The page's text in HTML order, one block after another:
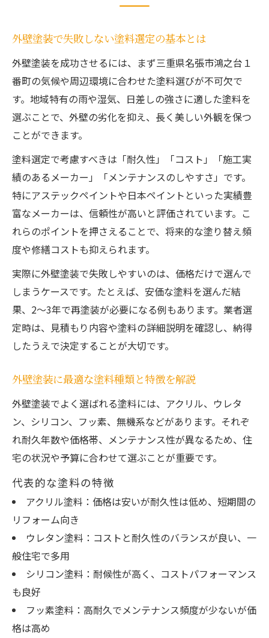
外壁塗装の耐候性と遮熱性を両立させる方
法
外壁塗装の長期保証とメンテナンス費用対
策
あなたの外壁塗装 失敗しないための基準
外壁塗装で後悔しない業者選びのコツ
外壁塗装の見積もり比較で注意すべき点
外壁塗装の口コミと施工例から学ぶ選び方
外壁塗装の相見積もりでコスパを高める方
法
外壁塗装の助成金や補助金の最新情報
注目の外壁塗装人気メーカー比較術
外壁塗装で選ばれる人気メーカーの特徴
外壁塗装でアステックペイントと日本ペイ
ントを比較
外壁塗装で注目されるメーカーの耐久性を
検証
外壁塗装のメーカー比較で重要なチェック
外壁塗装の実績豊富なメーカー選びのコツ
地域相場を知り賢く外壁塗装を進める
外壁塗装の地域相場と費用構成を徹底分析
項目
外壁塗装助成金で費用を抑える活用術
外壁塗装の費用相場を比較して選ぶポイン
ト
外壁塗装の地域業者選びで失敗しない方法
実際に選ばれている外壁塗装の理由
外壁塗装で実際に選ばれる塗料の特徴
外壁塗装で失敗しない塗料選定の基本とは
外壁塗装を成功させるには、まず三重県名張市鴻之台１
番町の気候や周辺環境に合わせた塗料選びが不可欠で
す。地域特有の雨や湿気、日差しの強さに適した塗料を
選ぶことで、外壁の劣化を抑え、長く美しい外観を保つ
ことができます。
塗料選定で考慮すべきは「耐久性」「コスト」「施工実
績のあるメーカー」「メンテナンスのしやすさ」です。
特にアステックペイントや日本ペイントといった実績豊
富なメーカーは、信頼性が高いと評価されています。こ
れらのポイントを押さえることで、将来的な塗り替え頻
度や修繕コストも抑えられます。
実際に外壁塗装で失敗しやすいのは、価格だけで選んで
しまうケースです。たとえば、安価な塗料を選んだ結
果、2〜3年で再塗装が必要になる例もあります。業者選
定時は、見積もり内容や塗料の詳細説明を確認し、納得
したうえで決定することが大切です。
外壁塗装に最適な塗料種類と特徴を解説
外壁塗装でよく選ばれる塗料には、アクリル、ウレタ
ン、シリコン、フッ素、無機系などがあります。それぞ
れ耐久年数や価格帯、メンテナンス性が異なるため、住
宅の状況や予算に合わせて選ぶことが重要です。
代表的な塗料の特徴
アクリル塗料：価格は安いが耐久性は低め、短期間の
リフォーム向き
ウレタン塗料：コストと耐久性のバランスが良い、一
般住宅で多用
シリコン塗料：耐候性が高く、コストパフォーマンス
も良好
フッ素塗料：高耐久でメンテナンス頻度が少ないが価
格は高め